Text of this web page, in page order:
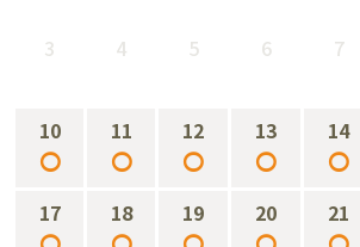
3 4 5 6 7
10
○
11
○
12
○
13
○
14
○
17 18 19 20 21